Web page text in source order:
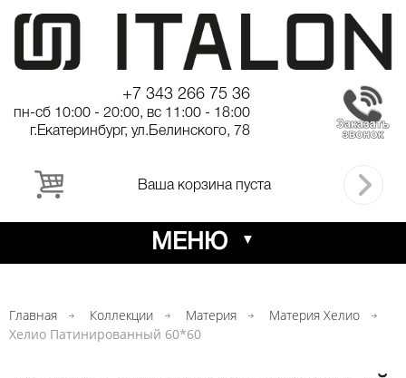
+7 343 266 75 36
пн-сб 10:00 - 20:00, вс 11:00 - 18:00
г.Екатеринбург, ул.Белинского, 78
Ваша корзина пуста
МЕНЮ
Главная Коллекции Материя
Материя Хелио
Хелио Патинированный 60*60